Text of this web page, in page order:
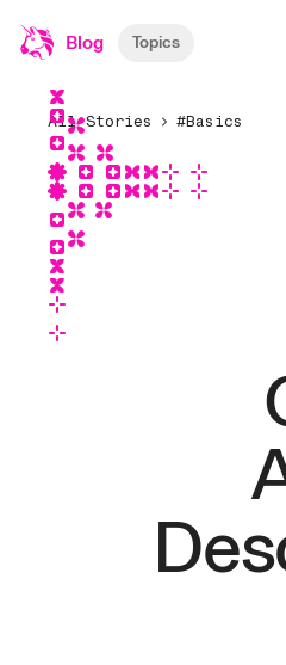
Blog Topics
All Stories #Basics